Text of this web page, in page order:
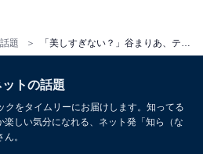
題
ットの話題
クをタイムリーにお届けします。知ってる
しい気分になれる、ネット発「知ら（な
。